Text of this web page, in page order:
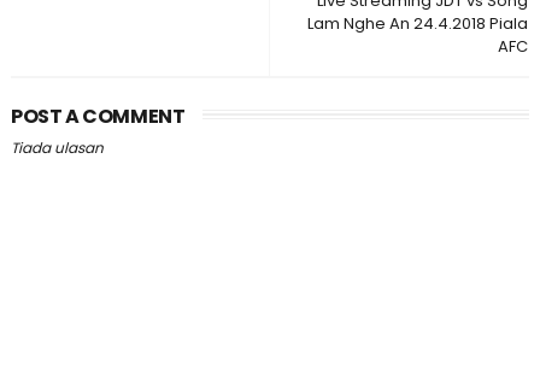
Lam Nghe An 24.4.2018 Piala
AFC
POST A COMMENT
Tiada ulasan